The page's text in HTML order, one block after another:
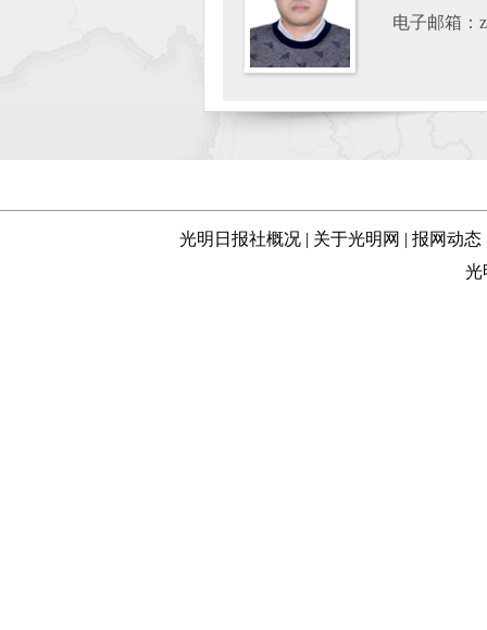
电子邮箱：
光明日报社概况 | 关于光明网 |报网动态
光